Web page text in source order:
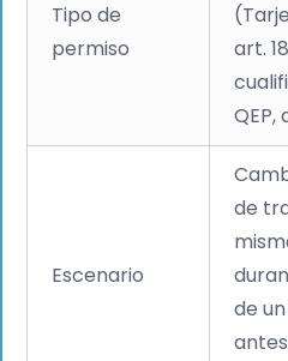
Tipo de
permiso
art.
QEP,
Escenario
de
de